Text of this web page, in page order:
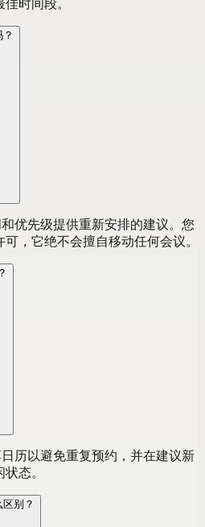
时间段。
优先级提供重新安排的建议。您
，它绝不会擅自移动任何会议。
历以避免重复预约，并在建议新
态。
别？